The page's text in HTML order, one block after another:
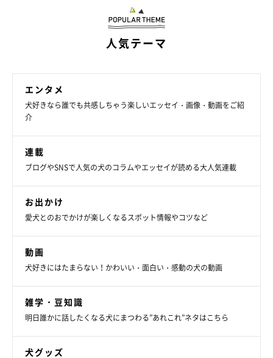
人気テーマ
エンタメ
犬好きなら誰でも共感しちゃう楽しいエッセイ・画像・動画をご紹
介
連載
ブログやSNSで人気の犬のコラムやエッセイが読める大人気連載
お出かけ
愛犬とのおでかけが楽しくなるスポット情報やコツなど
動画
犬好きにはたまらない！かわいい・面白い・感動の犬の動画
雑学・豆知識
明日誰かに話したくなる犬にまつわる”あれこれ”ネタはこちら
犬グッズ